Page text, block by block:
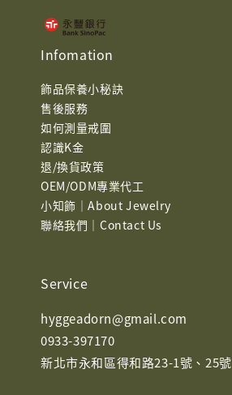
Infomation
飾品保養小秘訣
售後服務
如何測量戒圍
認識K金
退/換貨政策
OEM/ODM專業代工
小知飾｜About Jewelry
聯絡我們｜Contact Us
Service
hyggeadorn@gmail.com
0933-397170
新北市永和區得和路23-1號、25號